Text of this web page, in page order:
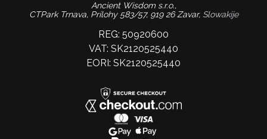
Ancient Wisdom s.r.o.,
CTPark Trnava, Prílohy 583/57, 919 26 Zavar, Slowakije
REG: 50920600
VAT: SK2120525440
EORI: SK2120525440